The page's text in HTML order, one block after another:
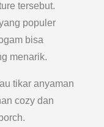
tersebut.
populer
bisa
menarik.
tikar anyaman
cozy dan